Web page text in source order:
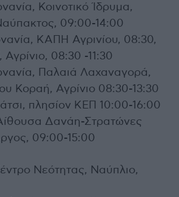
Κοινοτικό Ίδρυμα,
09:00-14:00
ΚΑΠΗ Αγρινίου, 08:30,
08:30 -11:30
Παλαιά Λαχαναγορά,
Κοραή, Αγρίνιο 08:30-13:30
πλησίον ΚΕΠ 10:00-16:00
Δανάη-Στρατώνες
09:00-15:00
Νεότητας, Ναύπλιο,